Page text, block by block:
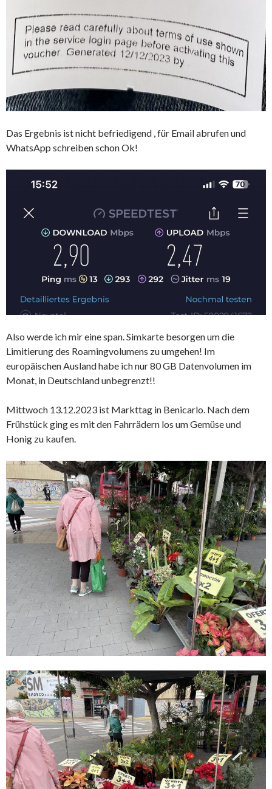
Das Ergebnis ist nicht befriedigend , für Email abrufen und
WhatsApp schreiben schon Ok!
Also werde ich mir eine span. Simkarte besorgen um die
Limitierung des Roamingvolumens zu umgehen! Im
europäischen Ausland habe ich nur 80 GB Datenvolumen im
Monat, in Deutschland unbegrenzt!!
Mittwoch 13.12.2023 ist Markttag in Benicarlo. Nach dem
Frühstück ging es mit den Fahrrädern los um Gemüse und
Honig zu kaufen.